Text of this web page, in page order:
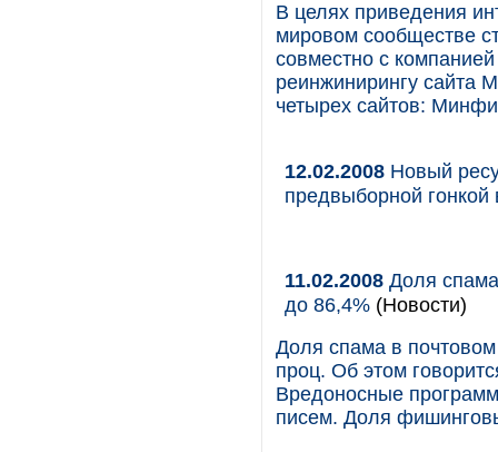
В целях приведения
мировом сообществе
совместно с
реинжинирингу сайта
четырех сайтов:
12.02.2008 Новый
предвыборной гонкой
11.02.2008 Доля
до 86,4% (Новости)
Доля спама в
проц. Об этом
Вредоносные
писем. Доля